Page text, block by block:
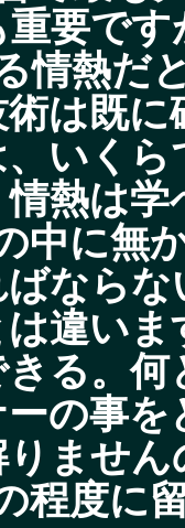
重要で
情熱だ
は既
いく
情熱は
中に無
なら
違い
る。
の事
ませ
程度に